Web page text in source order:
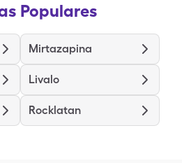
Populares
Mirtazapina
Livalo
Rocklatan